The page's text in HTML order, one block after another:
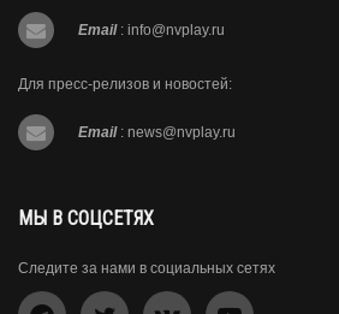
Email : info@nvplay.ru
Для пресс-релизов и новостей:
Email : news@nvplay.ru
МЫ В СОЦСЕТЯХ
Следите за нами в социальных сетях